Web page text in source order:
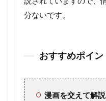
分ないです。
おすすめポイン
漫画を交えて解